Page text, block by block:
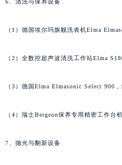
6、清洗与保养设备
（1）德国埃尔玛旗舰洗表机Elma
（2）全数控超声波清洗工作站Elma
（3）德国Elma Elmasonic Select 900
（4）瑞士Bergeon保养专用精密工作台
7、抛光与翻新设备